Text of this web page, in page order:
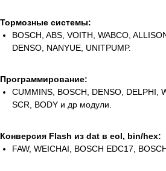
Тормозные системы:
BOSCH, ABS, VOITH, WABCO,
DENSO, NANYUE, UNITPUMP.
Программирование:
CUMMINS, BOSCH, DENSO, DELPHI,
SCR, BODY и др модули.
Конверсия Flash из dat в eol, bin/hex:
FAW, WEICHAI, BOSCH EDC17,